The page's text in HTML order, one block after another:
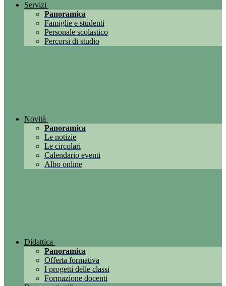
Servizi
Panoramica
Famiglie e studenti
Personale scolastico
Percorsi di studio
Novità
Panoramica
Le notizie
Le circolari
Calendario eventi
Albo online
Didattica
Panoramica
Offerta formativa
I progetti delle classi
Formazione docenti